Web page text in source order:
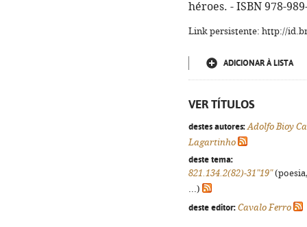
héroes. - ISBN 978-
Link persistente: http://
ADICIONAR À LISTA
VER TÍTULOS
destes autores: Adolfo Bioy
Lagartinho
deste tema:
821.134.2(82)-31"19"
...)
deste editor: Cavalo Ferro